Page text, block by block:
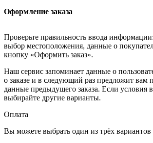
Оформление заказа
Проверьте правильность ввода
выбор местоположения, данные о
кнопку «Оформить заказ».
Наш сервис запоминает данные о
о заказе и в следующий раз предложит вам
данные предыдущего заказа. Если условия
выбирайте другие варианты.
Оплата
Вы можете выбрать один из трёх вариантов